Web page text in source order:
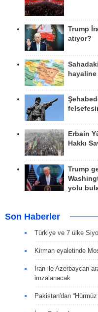
Trump
atıyor?
hayaline
Erbain
Hakkı
Trump
yolu
Son Haberler
Türkiye ve 7 ülke
Kirman eyaletinde
İran ile Azerbaycan
imzalanacak
Pakistan'dan “Hürmüz